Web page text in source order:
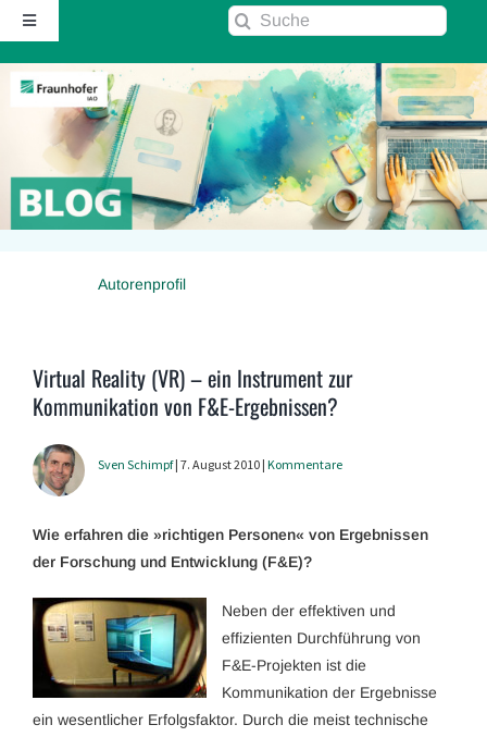
Zum
Inhalt
springen
Toggle
Navigation
Startseite
Über diesen Blog
Kontakt
Kommentarrichtlinie
Suche
Autorenprofil
Virtual Reality (VR) – ein Instrument zur
Kommunikation von F&E-Ergebnissen?
Sven Schimpf| 7. August 2010 | Kommentare
Wie erfahren die »richtigen Personen« von Ergebnissen
der Forschung und Entwicklung (F&E)?
Neben der effektiven und
effizienten Durchführung von
F&E-Projekten ist die
Kommunikation der Ergebnisse
ein wesentlicher Erfolgsfaktor. Durch die meist technische